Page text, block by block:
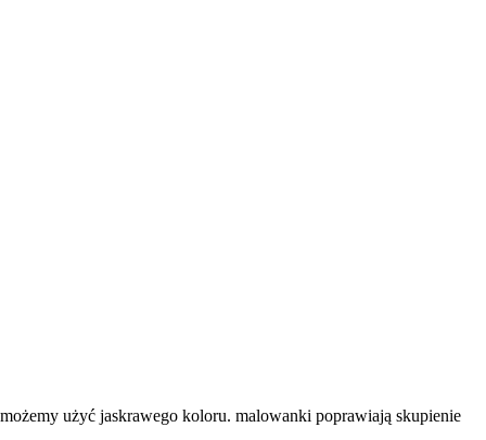
użyć jaskrawego koloru. malowanki poprawiają skupienie